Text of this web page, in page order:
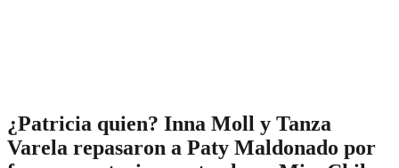
¿Patricia quien? Inna Moll y Tanza
Varela repasaron a Paty Maldonado por